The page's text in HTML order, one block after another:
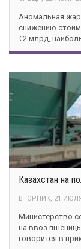
Аномальная
снижению
€2 млрд,
Казахстан на
ВТОРНИК, 21
Министерство
на ввоз
говорится в